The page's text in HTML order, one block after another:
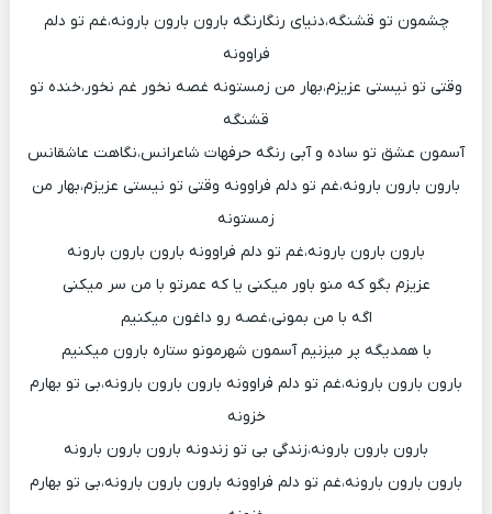
چشمون تو قشنگه،دنیای رنگارنگه بارون بارون بارونه،غم تو دلم
فراوونه
وقتی تو نیستی عزیزم،بهار من زمستونه غصه نخور غم نخور،خنده تو
قشنگه
آسمون عشق تو ساده و آبی رنگه حرفهات شاعرانس،نگاهت عاشقانس
بارون بارون بارونه،غم تو دلم فراوونه وقتی تو نیستی عزیزم،بهار من
زمستونه
بارون بارون بارونه،غم تو دلم فراوونه بارون بارون بارونه
عزیزم بگو که منو باور میکنی یا که عمرتو با من سر میکنی
اگه با من بمونی،غصه رو داغون میکنیم
با همدیگه پر میزنیم آسمون شهرمونو ستاره بارون میکنیم
بارون بارون بارونه،غم تو دلم فراوونه بارون بارون بارونه،بی تو بهارم
خزونه
بارون بارون بارونه،زندگی بی تو زندونه بارون بارون بارونه
بارون بارون بارونه،غم تو دلم فراوونه بارون بارون بارونه،بی تو بهارم